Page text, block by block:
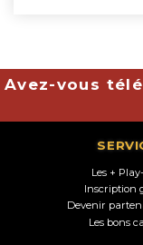
Avez-vous
Les +
Inscription
Devenir
Les bons